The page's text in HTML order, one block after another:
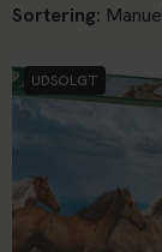
Sortering:
UDSOLGT